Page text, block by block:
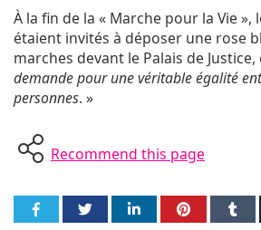
À la fin de la « Marche pour la Vie
étaient invités à déposer une rose
marches devant le Palais de Justice,
demande pour une véritable égalité
personnes. »
Recommend this page
PartagerPartagerPartagerPartager